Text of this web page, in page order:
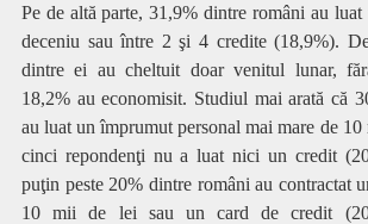
Pe de altă parte, 31,9% dintre români au
deceniu sau între 2 şi 4 credite (18,9%).
dintre ei au cheltuit doar venitul lunar,
18,2% au economisit. Studiul mai arată că
au luat un împrumut personal mai mare de
cinci repondenţi nu a luat nici un credit
puţin peste 20% dintre români au contractat
10 mii de lei sau un card de credit